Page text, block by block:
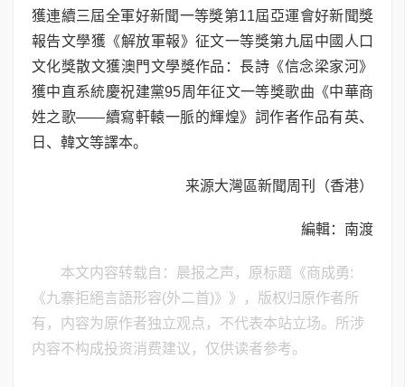
獲連續三屆全軍好新聞一等獎第11屆亞運會好新聞獎
報告文學獲《解放軍報》征文一等獎第九屆中國人口
文化獎散文獲澳門文學獎作品：長詩《信念梁家河》
獲中直系統慶祝建黨95周年征文一等獎歌曲《中華商
姓之歌——續寫軒轅一脈的輝煌》詞作者作品有英、
日、韓文等譯本。
来源大灣區新聞周刊（香港）
編輯：南渡
本文内容转载自：晨报之声，原标题《商成勇:
《九寨拒絕言語形容(外二首)》》，版权归原作者所
有，内容为原作者独立观点，不代表本站立场。所涉
内容不构成投资消费建议，仅供读者参考。